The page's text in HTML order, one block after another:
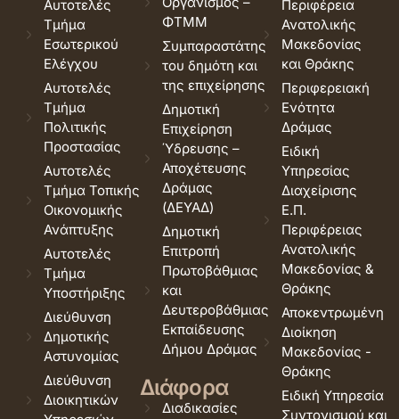
Αυτοτελές
Τμήμα
Εσωτερικού
Ελέγχου
Αυτοτελές
Τμήμα
Πολιτικής
Προστασίας
Αυτοτελές
Τμήμα Τοπικής
Οικονομικής
Ανάπτυξης
Αυτοτελές
Τμήμα
Υποστήριξης
Διεύθυνση
Δημοτικής
Αστυνομίας
Διεύθυνση
Διοικητικών
ΦΤΜΜ
Συμπαραστάτης
του δημότη και
της επιχείρησης
Δημοτική
Επιχείρηση
Ύδρευσης –
Αποχέτευσης
Δράμας
(ΔΕΥΑΔ)
Δημοτική
Επιτροπή
Πρωτοβάθμιας
και
Δευτεροβάθμιας
Εκπαίδευσης
Δήμου Δράμας
Διάφορα
Διαδικασίες
Περιφέρεια
Ανατολικής
Μακεδονίας
και Θράκης
Περιφερειακή
Ενότητα
Δράμας
Ειδική
Υπηρεσίας
Διαχείρισης
Ε.Π.
Περιφέρειας
Ανατολικής
Μακεδονίας &
Θράκης
Αποκεντρωμένη
Διοίκηση
Μακεδονίας -
Θράκης
Ειδική Υπηρεσία
Συντονισμού και